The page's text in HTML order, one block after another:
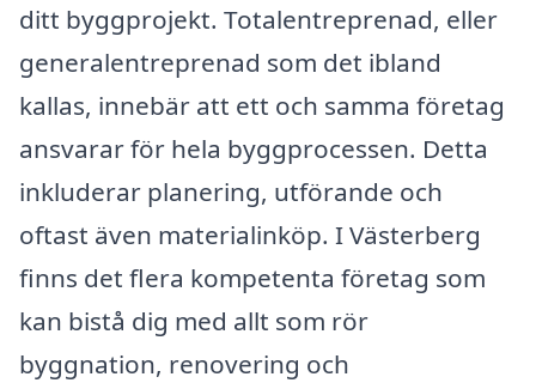
ditt byggprojekt. Totalentreprenad, eller
generalentreprenad som det ibland
kallas, innebär att ett och samma företag
ansvarar för hela byggprocessen. Detta
inkluderar planering, utförande och
oftast även materialinköp. I Västerberg
finns det flera kompetenta företag som
kan bistå dig med allt som rör
byggnation, renovering och